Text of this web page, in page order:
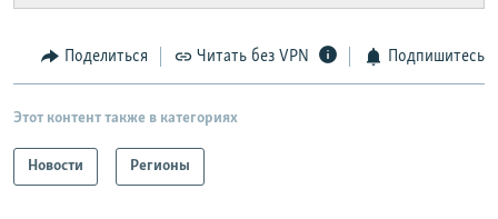
Поделиться Читать без VPN Подпишитесь
Этот контент также в категориях
Новости Регионы